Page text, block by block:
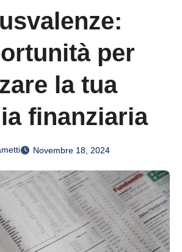
per
la tua
finanziaria
Novembre 18, 2024